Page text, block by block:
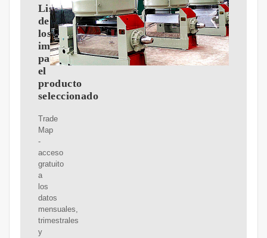
Lista
de
los
importadores
para
el
producto
seleccionado
Trade
Map
-
acceso
gratuito
a
los
datos
mensuales,
trimestrales
y